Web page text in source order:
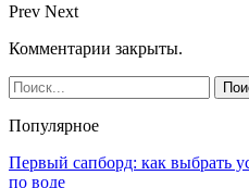
Prev Next
Комментарии закрыты.
Популярное
Первый сапборд: как выбрать
по воде